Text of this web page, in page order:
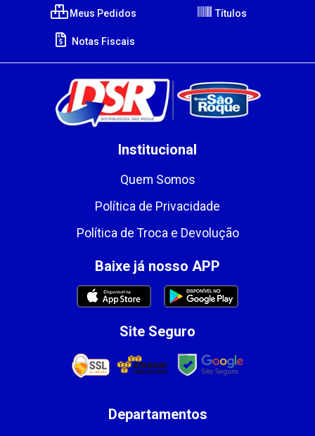
Meus Pedidos Títulos
Notas Fiscais
Institucional
Quem Somos
Política de Privacidade
Política de Troca e Devolução
Baixe já nosso APP
Site Seguro
Departamentos